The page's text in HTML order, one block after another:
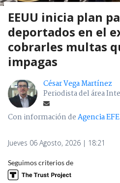
EEUU inicia plan
deportados en el
cobrarles multas
impagas
César Vega Martínez
Periodista del área
Con información deAgencia EFE
Jueves 06 Agosto, 2026 | 18:21
Seguimos criterios de